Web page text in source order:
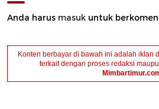
Anda harus masuk untuk
Konten berbayar di bawah ini adalah iklan
terkait dengan proses redaksi